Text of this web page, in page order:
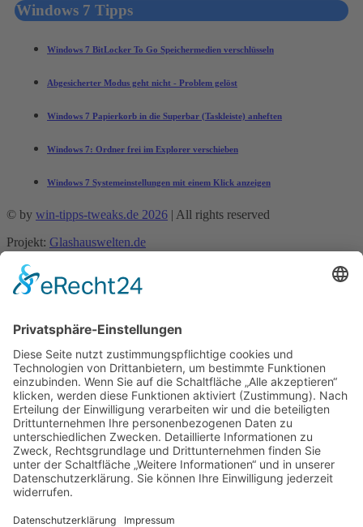
Windows 7 Tipps
Windows 7 BitLocker To Go Speichermedien verschlüsseln
Abgesicherter Modus geht nicht - Problem gelöst
Windows 7 Papierkorb in die Superbar (Taskleiste) anheften
Windows 7: Ordner frei im Explorer verschieben
Windows 7 Systemeinstellungen mit einem Klick anzeigen
© by win-tipps-tweaks.de 2026 | All rights reserved
Projekt: Glashauswelten.de
Mobile Menu Toggle
Excel
Outlook
Powerpoint
Allgemein
Künstliche Intelligenz
Gemini
ChatGPT
Windows 11 Tipps Tricks
Windows 10 Tipps
Windows 8 Tipps
Windows 7 Tipps
Windows 7 Tricks